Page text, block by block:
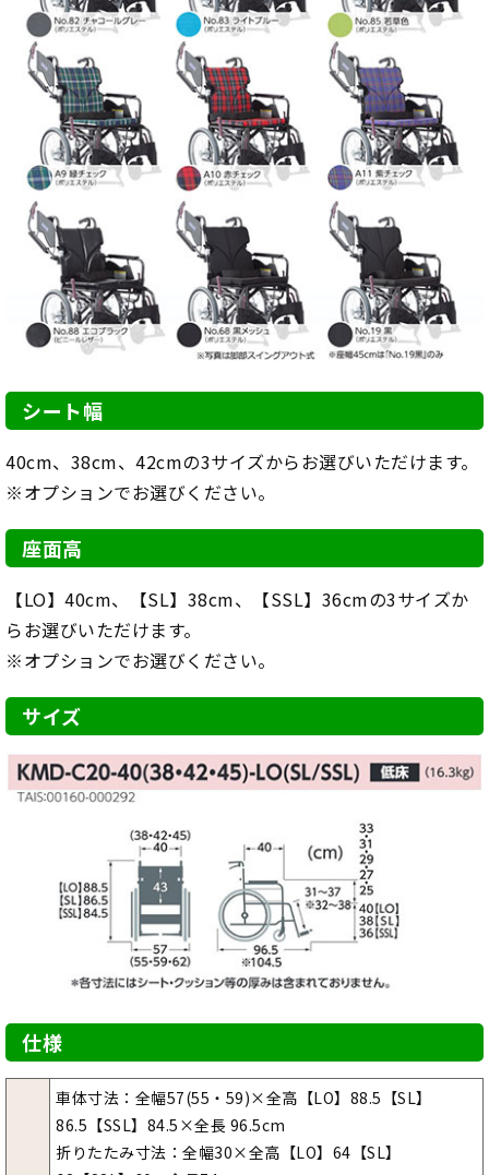
シート幅
40cm、38cm、42cmの3サイズからお選びいただけます。
※オプションでお選びください。
座面高
【LO】40cm、【SL】38cm、【SSL】36cmの3サイズか
らお選びいただけます。
※オプションでお選びください。
サイズ
仕様
車体寸法：全幅57(55・59)×全高【LO】88.5【SL】
86.5【SSL】84.5×全長 96.5cm
折りたたみ寸法：全幅30×全高【LO】64【SL】